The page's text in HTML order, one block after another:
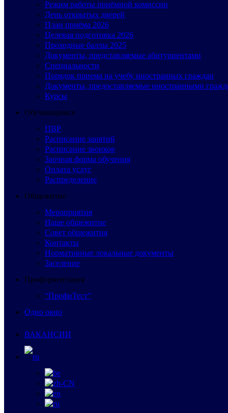
Режим работы приёмной комиссии
День открытых дверей
План приёма 2026
Целевая подготовка 2026
Проходные баллы 2025
Документы, представляемые абитуриентами
Специальности
Порядок приема на учебу иностранных граждан
Документы, предоставляемые иностранными
Курсы
Обучающимся
ПВР
Расписание занятий
Расписание звонков
Заочная форма обучения
Оплата услуг
Распределение
Общежитие
Мероприятия
Наше общежитие
Совет общежития
Контакты
Нормативные локальные документы
Заселение
Профориентация
“ПрофиТест”
Одно окно
ВАКАНСИИ